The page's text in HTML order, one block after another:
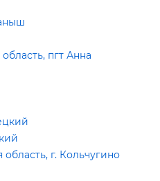
пгт Анна
г. Кольчугино